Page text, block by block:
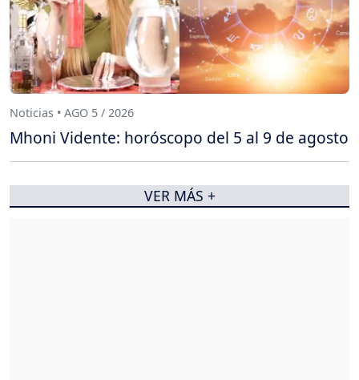
Noticias • AGO 5 / 2026
Mhoni Vidente: horóscopo del 5 al 9 de agosto
VER MÁS +